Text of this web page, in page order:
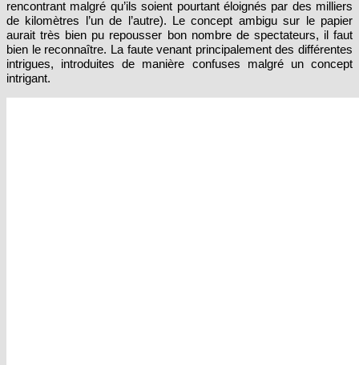
de kilomètres l’un de l’autre). Le concept ambigu sur le papier
aurait très bien pu repousser bon nombre de spectateurs, il faut
bien le reconnaître. La faute venant principalement des différentes
intrigues, introduites de manière confuses malgré un concept
intrigant.